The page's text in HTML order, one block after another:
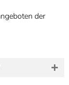
der